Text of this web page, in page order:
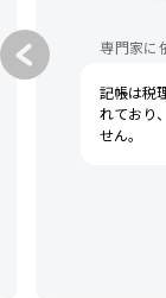
専門家に
記帳は税
れており
せん。